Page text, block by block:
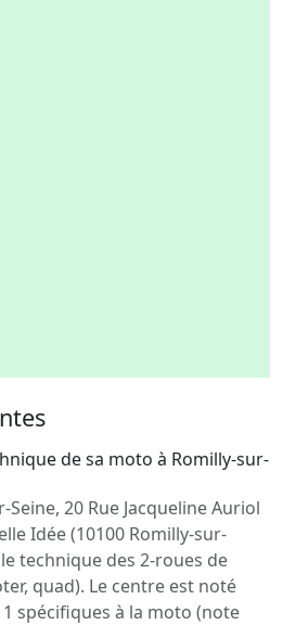
de sa moto à Romilly-sur-
20 Rue Jacqueline Auriol
Idée (10100 Romilly-sur-
technique des 2-roues de
quad). Le centre est noté
spécifiques à la moto (note